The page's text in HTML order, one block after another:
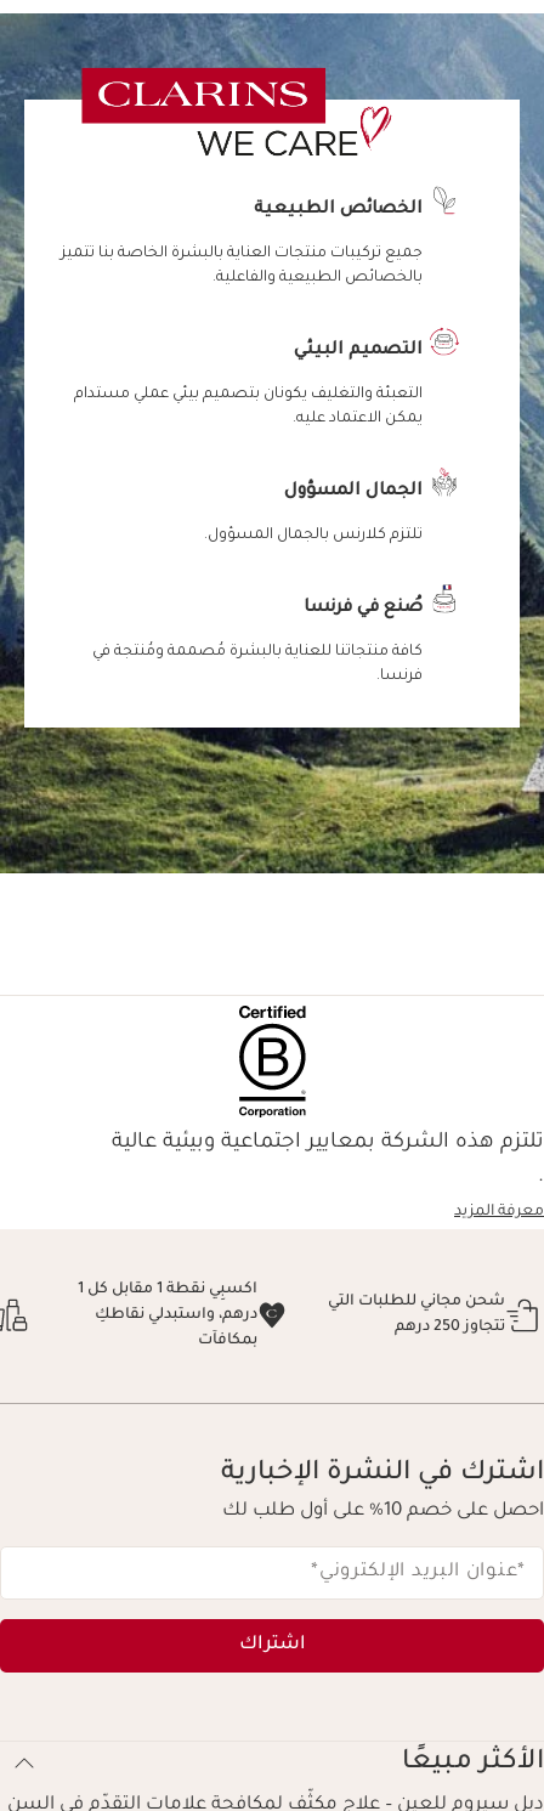
الخصائص الطبيعية
جميع تركيبات منتجات العناية بالبشرة الخاصة بنا تتميز
بالخصائص الطبيعية والفاعلية.
التصميم البيئي
التعبئة والتغليف يكونان بتصميم بيئي عملي مستدام
يمكن الاعتماد عليه.
الجمال المسؤول
تلتزم كلارنس بالجمال المسؤول.
صُنع في فرنسا
كافة منتجاتنا للعناية بالبشرة مُصممة ومُنتجة في
فرنسا.
تلتزم هذه الشركة بمعايير اجتماعية وبيئية عالية
.
معرفة المزيد
شحن مجاني للطلبات التي
تتجاوز 250 درهم
اكسبِي نقطة 1 مقابل كل 1
درهم، واستبدلي نقاطكِ
بمكافآت
اشترك في النشرة الإخبارية
احصل على خصم 10% على أول طلب لك
*عنوان البريد الإلكتروني*
اشتراك
الأكثر مبيعًا
دبل سيروم للعين – علاج مكثّف لمكافحة علامات التقدّم في السن